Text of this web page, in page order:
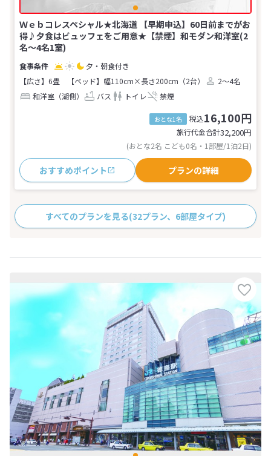
Ｗｅｂコレスペシャル★北海道 【早期申込】60日前までがお
得♪夕食はビュッフェをご用意★【禁煙】和モダン和洋室(2
名～4名1室)
夕・朝食付き
【広さ】6畳
【ベッド】幅110cm×長さ200cm（2台）
2～4名
和洋室（湖側）
バス トイレ 禁煙
おとな1名 税込16,100円
旅行代金合計32,200円
(おとな2名 こども0名・1部屋/1泊2日)
おすすめポイント プランの詳細
すべてのプランを見る(32プラン、6部屋タイプ)